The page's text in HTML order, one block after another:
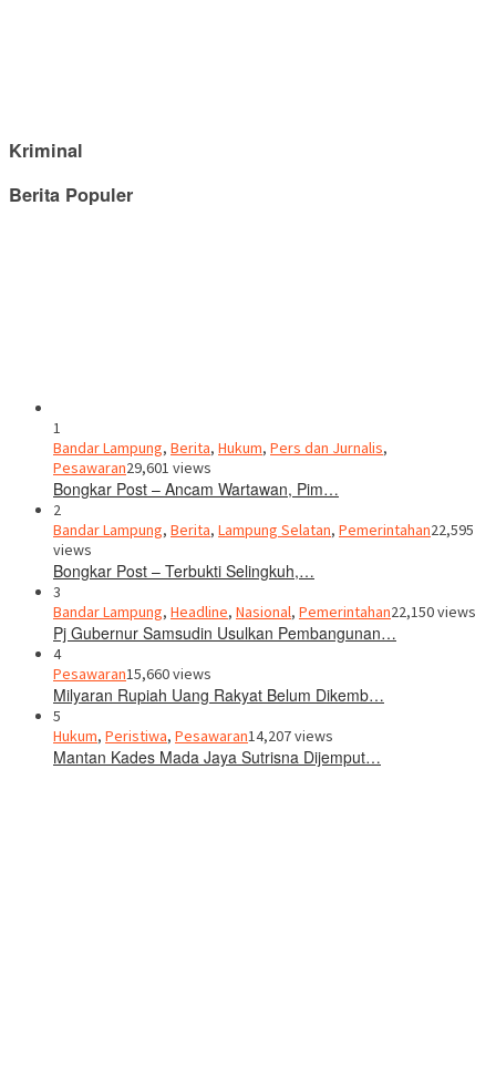
Kriminal
Berita Populer
1
Bandar Lampung, Berita, Hukum, Pers dan Jurnalis,
Pesawaran29,601 views
Bongkar Post – Ancam Wartawan, Pim…
2
Bandar Lampung, Berita, Lampung Selatan, Pemerintahan22,595
views
Bongkar Post – Terbukti Selingkuh,…
3
Bandar Lampung, Headline, Nasional, Pemerintahan22,150 views
Pj Gubernur Samsudin Usulkan Pembangunan…
4
Pesawaran15,660 views
Milyaran Rupiah Uang Rakyat Belum Dikemb…
5
Hukum, Peristiwa, Pesawaran14,207 views
Mantan Kades Mada Jaya Sutrisna Dijemput…